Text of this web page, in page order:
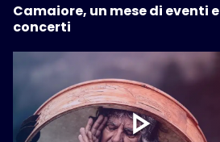
Camaiore, un mese di eventi e
concerti